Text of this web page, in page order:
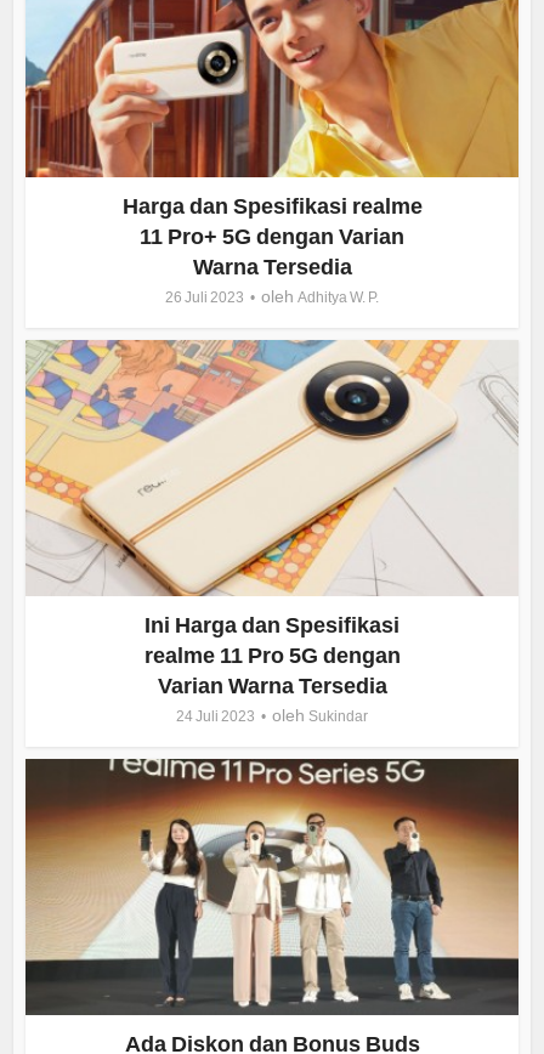
Harga dan Spesifikasi realme
11 Pro+ 5G dengan Varian
Warna Tersedia
26 Juli 2023 oleh Adhitya W. P.
Ini Harga dan Spesifikasi
realme 11 Pro 5G dengan
Varian Warna Tersedia
24 Juli 2023 oleh Sukindar
Ada Diskon dan Bonus Buds